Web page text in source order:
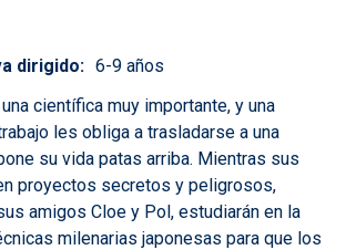
dirigido
6-9 años
científica muy importante, y una
les obliga a trasladarse a una
su vida patas arriba. Mientras sus
proyectos secretos y peligrosos,
amigos Cloe y Pol, estudiarán en la
milenarias japonesas para que los